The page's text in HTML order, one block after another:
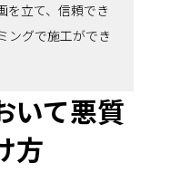
を立て、信頼でき
ングで施工ができ
いて悪質
方